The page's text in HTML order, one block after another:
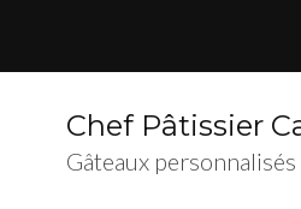
Chef Pâtissier
Gâteaux